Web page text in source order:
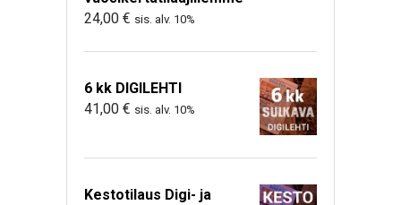
24,00 € sis. alv. 10%
6 kk DIGILEHTI
41,00 € sis. alv. 10%
Kestotilaus Digi- ja